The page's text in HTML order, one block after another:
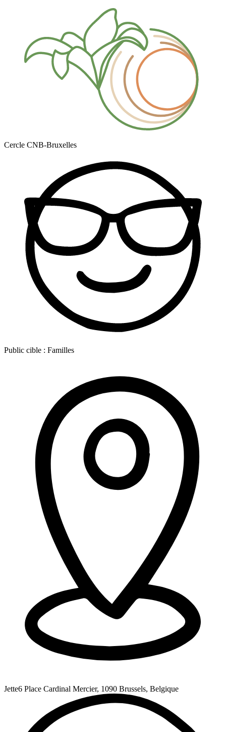
Cercle CNB-Bruxelles
Public cible : Familles
Jette6 Place Cardinal Mercier, 1090 Brussels, Belgique